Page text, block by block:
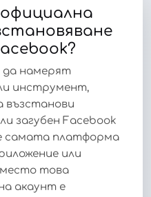
да намерят
инструмент,
възстанови
загубен Facebook
самата платформа
или
това
акаунт е